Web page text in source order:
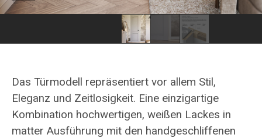
aus
der
HANÁK-
Kollektion
aus
HANÁK-
Kollektion
Das Türmodell repräsentiert vor allem Stil,
Eleganz und Zeitlosigkeit. Eine einzigartige
Kombination hochwertigen, weißen Lackes in
matter Ausführung mit den handgeschliffenen